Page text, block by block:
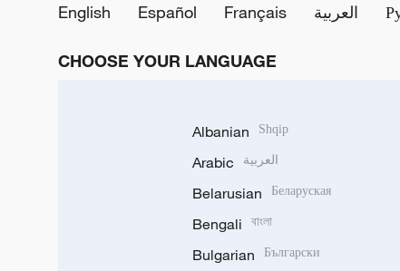
English
Español Français العربية
CHOOSE YOUR LANGUAGE
Albanian Shqip
Arabic العربية
Belarusian Беларуская
Bengali বাংলা
Bulgarian Български